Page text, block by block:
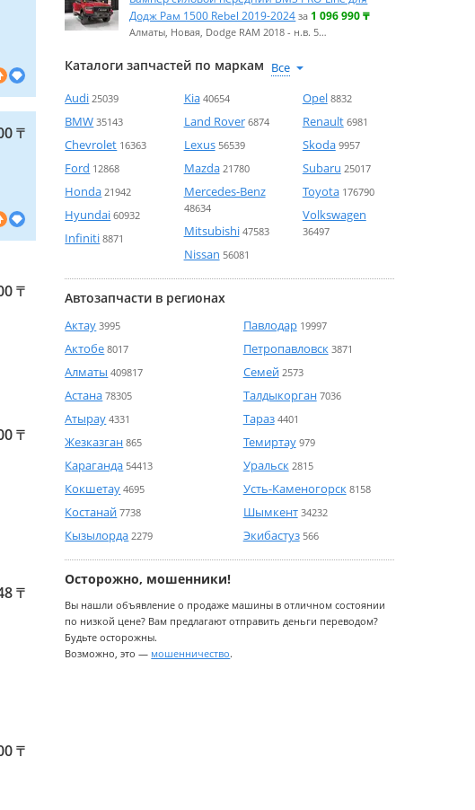
₸
₸
₸
₸
₸
Додж Рам 1500 Rebel 2019-2024 за 1 096 990₸
Алматы, Новая, Dodge RAM 2018 - н.в. 5…
Каталоги запчастей по маркам
Audi 25039
BMW 35143
Chevrolet 16363
Ford 12868
Honda 21942
Hyundai 60932
Infiniti 8871
Kia 40654
Land Rover 6874
Lexus 56539
Mazda 21780
Mercedes-Benz
48634
Mitsubishi 47583
Nissan 56081
Opel 8832
Renault 6981
Skoda 9957
Subaru 25017
Toyota 176790
Volkswagen
36497
Автозапчасти в регионах
Актау 3995
Актобе 8017
Алматы 409817
Астана 78305
Атырау 4331
Жезказган 865
Караганда 54413
Кокшетау 4695
Костанай 7738
Кызылорда 2279
Павлодар 19997
Петропавловск 3871
Семей 2573
Талдыкорган 7036
Тараз 4401
Темиртау 979
Уральск 2815
Усть-Каменогорск 8158
Шымкент 34232
Экибастуз 566
Осторожно, мошенники!
Вы нашли объявление о продаже машины в отличном состоянии
по низкой цене? Вам предлагают отправить деньги переводом?
Будьте осторожны.
Возможно, это — мошенничество.